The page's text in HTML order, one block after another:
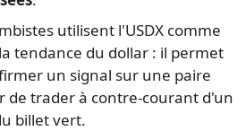
utilisent l'USDX comme
tendance du dollar : il permet
un signal sur une paire
de trader à contre-courant d'un
billet vert.